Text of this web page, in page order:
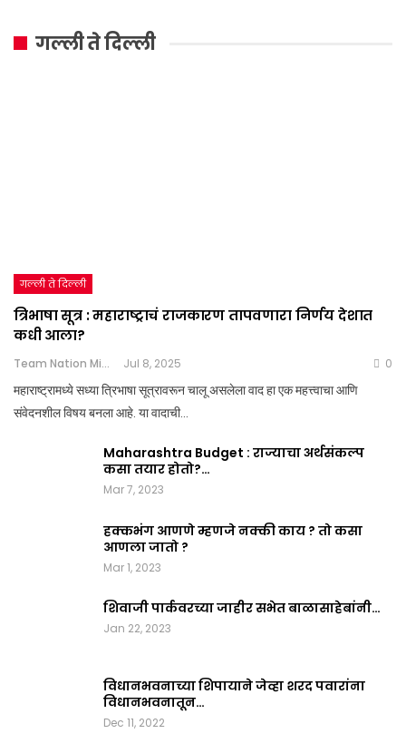
गल्ली ते दिल्ली
गल्ली ते दिल्ली
त्रिभाषा सूत्र : महाराष्ट्राचं राजकारण तापवणारा निर्णय देशात
कधी आला?
Team Nation Mic Jul 8, 2025 0
महाराष्ट्रामध्ये सध्या त्रिभाषा सूत्रावरून चालू असलेला वाद हा एक महत्त्वाचा आणि
संवेदनशील विषय बनला आहे. या वादाची…
Maharashtra Budget : राज्याचा अर्थसंकल्प
कसा तयार होतो?…
Mar 7, 2023
हक्कभंग आणणे म्हणजे नक्की काय ? तो कसा
आणला जातो ?
Mar 1, 2023
शिवाजी पार्कवरच्या जाहीर सभेत बाळासाहेबांनी…
Jan 22, 2023
विधानभवनाच्या शिपायाने जेव्हा शरद पवारांना
विधानभवनातून…
Dec 11, 2022